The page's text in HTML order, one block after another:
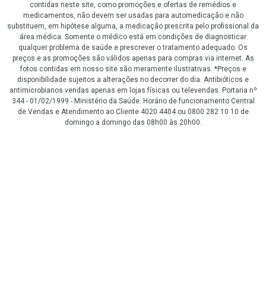
contidas neste site, como promoções e ofertas de remédios e
medicamentos, não devem ser usadas para automedicação e não
substituem, em hipótese alguma, a medicação prescrita pelo profissional da
área médica. Somente o médico está em condições de diagnosticar
qualquer problema de saúde e prescrever o tratamento adequado. Os
preços e as promoções são válidos apenas para compras via internet. As
fotos contidas em nosso site são meramente ilustrativas. *Preços e
disponibilidade sujeitos a alterações no decorrer do dia. Antibióticos e
antimicrobianos vendas apenas em lojas físicas ou televendas. Portaria nº
344 - 01/02/1999 - Ministério da Saúde. Horário de funcionamento Central
de Vendas e Atendimento ao Cliente 4020 4404 ou 0800 282 10 10 de
domingo a domingo das 08h00 às 20h00.